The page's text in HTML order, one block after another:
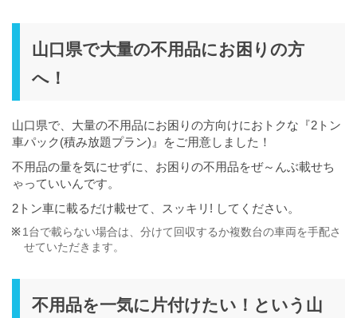
山口県で大量の不用品にお困りの方
へ！
山口県で、大量の不用品にお困りの方向けにおトクな『2トン
車パック(積み放題プラン)』をご用意しました！
不用品の量を気にせずに、お困りの不用品をぜ～んぶ載せち
ゃっていいんです。
2トン車に載るだけ載せて、スッキリ! してください。
1台で載らない場合は、分けて回収するか複数台の車両を手配さ
せていただきます。
不用品を一気に片付けたい！という山